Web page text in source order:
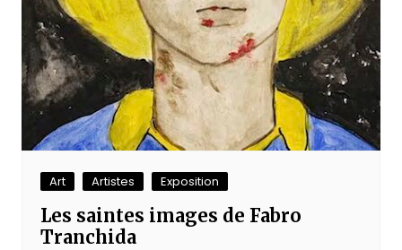
Art Artistes Exposition
Les saintes images de Fabro
Tranchida